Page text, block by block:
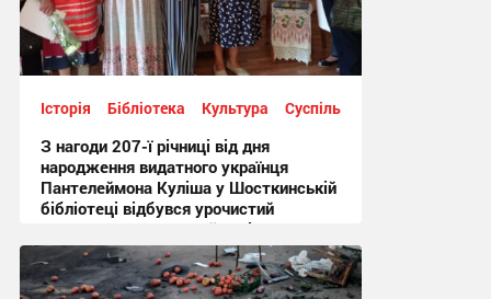
Історія Бібліотека Культура Суспільство
З нагоди 207-ї річниці від дня
народження видатного українця
Пантелеймона Куліша у Шосткинській
бібліотеці відбувся урочистий
культурно-мистецький захід + Фото
12:44, 7.08.2026